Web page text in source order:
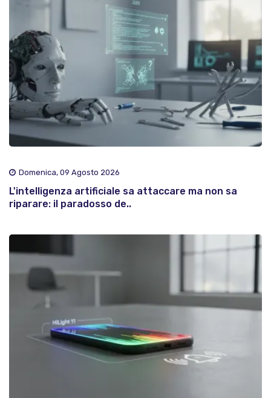
Domenica, 09 Agosto 2026
L'intelligenza artificiale sa attaccare ma non sa
riparare: il paradosso de..